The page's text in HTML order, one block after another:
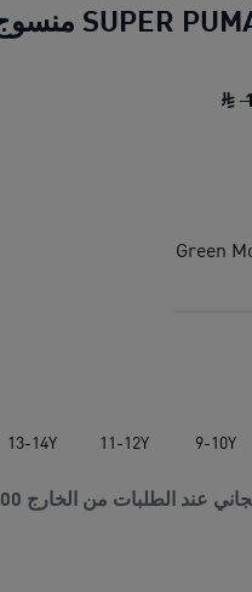
شورت SUPER PUMA منسوج للشباب
Green
9-10Y
11-12Y
13-14Y
عند الطلبات من الخارج 00